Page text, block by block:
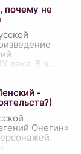
почему не
века. В э
-
Онегин»